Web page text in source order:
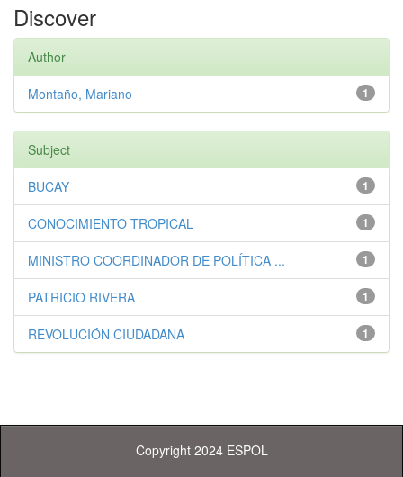
Discover
Author
1
Montaño, Mariano
Subject
1
BUCAY
1
CONOCIMIENTO TROPICAL
1
MINISTRO COORDINADOR DE POLÍTICA ...
1
PATRICIO RIVERA
1
REVOLUCIÓN CIUDADANA
Copyright 2024 ESPOL